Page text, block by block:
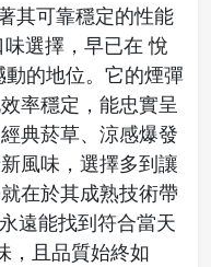
其可靠穩定的性能
選擇，早已在 悅
的地位。它的煙彈
率穩定，能忠實呈
典菸草、涼感爆發
風味，選擇多到讓
在於其成熟技術帶
遠能找到符合當天
，且品質始終如